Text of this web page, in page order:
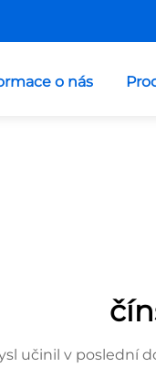
o nás
učinil v poslední